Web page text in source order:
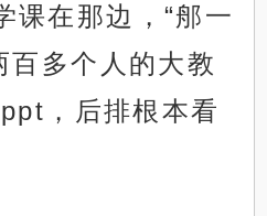
课在那边，“郍一
百多个人的大教
，后排根本看